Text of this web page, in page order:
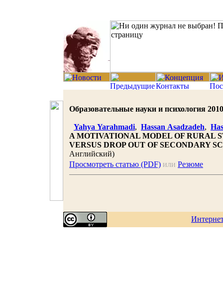
Образовательные науки и психология
Yahya Yarahmadi, Hassan Asadzadeh,
A MOTIVATIONAL MODEL OF RURAL
VERSUS DROP OUT OF SECONDARY
Английский)
Просмотреть статью (PDF) или Резюме